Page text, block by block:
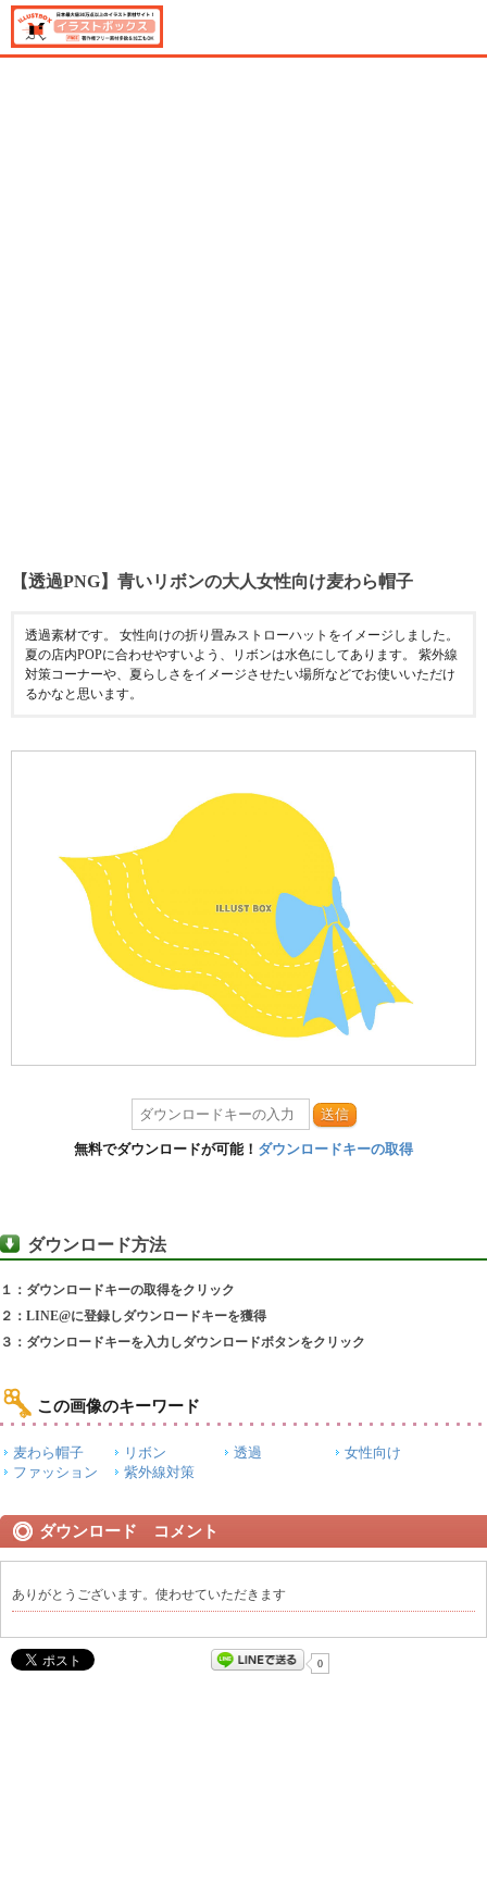
【透過PNG】青いリボンの大人女性向け麦わら帽子
透過素材です。 女性向けの折り畳みストローハットをイメージしました。
夏の店内POPに合わせやすいよう、リボンは水色にしてあります。 紫外線
対策コーナーや、夏らしさをイメージさせたい場所などでお使いいただけ
るかなと思います。
送信
無料でダウンロードが可能！ ダウンロードキーの取得
ダウンロード方法
１：ダウンロードキーの取得をクリック
２：LINE@に登録しダウンロードキーを獲得
３：ダウンロードキーを入力しダウンロードボタンをクリック
この画像のキーワード
麦わら帽子 リボン 透過
女性向け
ファッション
紫外線対策
ダウンロード コメント
ありがとうございます。使わせていただきます
0